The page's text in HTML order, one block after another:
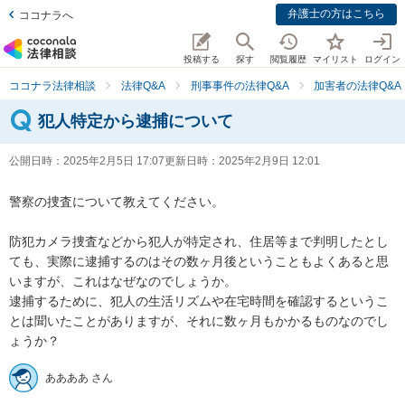
ココナラへ 弁護士の方はこちら
投稿する 探す 閲覧履歴 マイリスト ログイン
ココナラ法律相談 法律Q&A 刑事事件の法律Q&A 加害者の法律Q&A
犯人特定から逮捕について
公開日時： 2025年2月5日 17:07更新日時： 2025年2月9日 12:01
警察の捜査について教えてください。
防犯カメラ捜査などから犯人が特定され、住居等まで判明したとし
ても、実際に逮捕するのはその数ヶ月後ということもよくあると思
いますが、これはなぜなのでしょうか。
逮捕するために、犯人の生活リズムや在宅時間を確認するというこ
とは聞いたことがありますが、それに数ヶ月もかかるものなのでし
ょうか？
ああああ さん